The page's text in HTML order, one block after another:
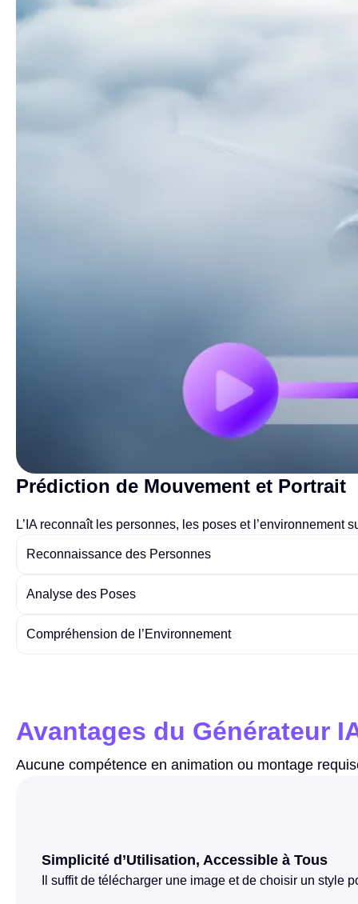
Prédiction de Mouvement et Portrait
L’IA reconnaît les personnes, les poses et
Reconnaissance des Personnes
Analyse des Poses
Compréhension de l’Environnement
Avantages du Générateur
Aucune compétence en animation ou montage
Simplicité d’Utilisation, Accessible à Tous
Il suffit de télécharger une image et de choisir un style